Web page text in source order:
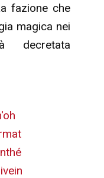
fazione che
magica nei
decretata